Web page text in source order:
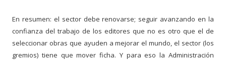
En resumen: el sector debe renovarse; seguir avanzando en la
confianza del trabajo de los editores que no es otro que el de
seleccionar obras que ayuden a mejorar el mundo, el sector (los
gremios) tiene que mover ficha. Y para eso la Administración